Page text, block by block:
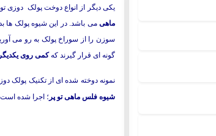
یکی دیگر از انواع دوخت پولک دوزی
ماهی می باشد. در این شیوه پولک ها
سوزن را از سوراخ پولک به رو می
گونه ای قرار گیرند کهکمی روی یکدیگر
نمونه دوخته شده ای از تکنیک پولک
شیوه فلس ماهی تو پر ؛ اجرا شده است.